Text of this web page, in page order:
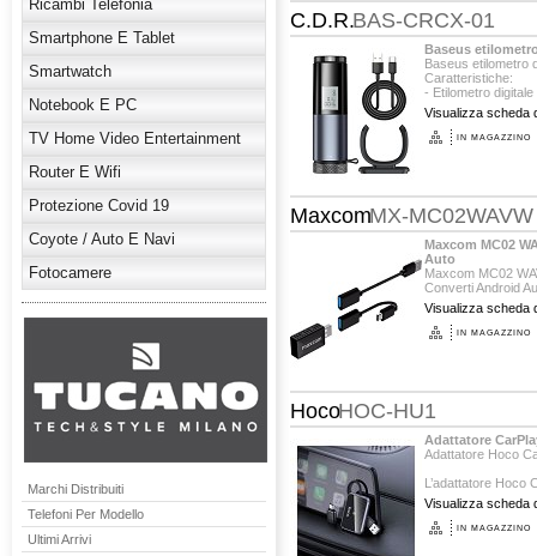
Ricambi Telefonia
Smartphone E Tablet
Smartwatch
Notebook E PC
TV Home Video Entertainment
Router E Wifi
Protezione Covid 19
Coyote / Auto E Navi
Fotocamere
Marchi Distribuiti
Telefoni Per Modello
Ultimi Arrivi
C.D.R.BAS-CRCX-01
Baseus
Baseus etilometro
Caratteristiche:
- Etilometro
- Il design senza
Visualizza scheda
IN MAGAZZINO
MaxcomMX-MC02WAVW
Maxcom MC02
Auto
Maxcom MC02
Converti Android
2 in 1:
adattatore ...
Visualizza scheda
IN MAGAZZINO
HocoHOC-HU1
Adattatore
Adattatore Hoco
L’adattatore Hoco
chi desidera
Visualizza scheda
IN MAGAZZINO